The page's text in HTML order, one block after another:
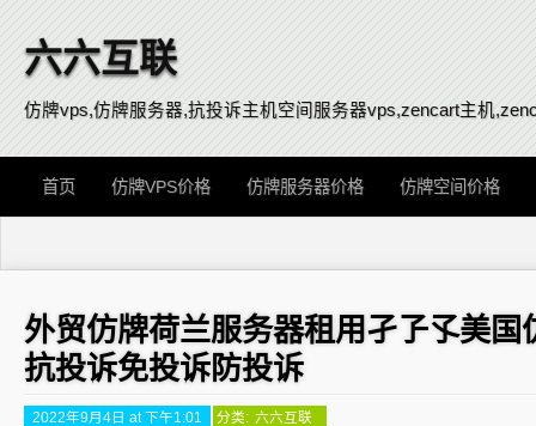
六六互联
仿牌vps,仿牌服务器,抗投诉主机空间服务器vps,zencart主机
首页 仿牌VPS价格 仿牌服务器价格 仿牌空间价格
外贸仿牌荷兰服务器租用孑孒孓美国
抗投诉免投诉防投诉
2022年9月4日 at 下午1:01 分类: 六六互联